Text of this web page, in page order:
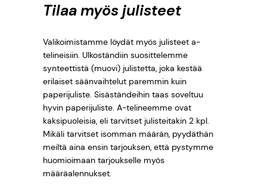
Tilaa myös julisteet
Valikoimistamme löydät myös julisteet a-
telineisiin. Ulkoständiin suosittelemme
synteettistä (muovi) julistetta, joka kestää
erilaiset säänvaihtelut paremmin kuin
paperijuliste. Sisäständeihin taas soveltuu
hyvin paperijuliste. A-telineemme ovat
kaksipuoleisia, eli tarvitset julisteitakin 2 kpl.
Mikäli tarvitset isomman määrän, pyydäthän
meiltä aina ensin tarjouksen, että pystymme
huomioimaan tarjoukselle myös
määräalennukset.